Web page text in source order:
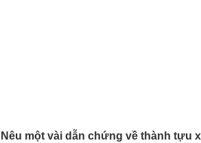
Nêu một vài dẫn chứng về thành tựu